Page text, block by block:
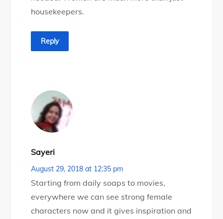
housekeepers.
Reply
Sayeri
August 29, 2018 at 12:35 pm
Starting from daily soaps to movies,
everywhere we can see strong female
characters now and it gives inspiration and